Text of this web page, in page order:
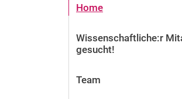
Home
Wissenschaftliche:r
gesucht!
Team